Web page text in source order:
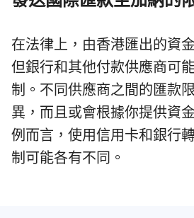
在法律上，由香港匯出的資
但銀行和其他付款供應商可
制。不同供應商之間的匯款
異，而且或會根據你提供資
例而言，使用信用卡和銀行
制可能各有不同。